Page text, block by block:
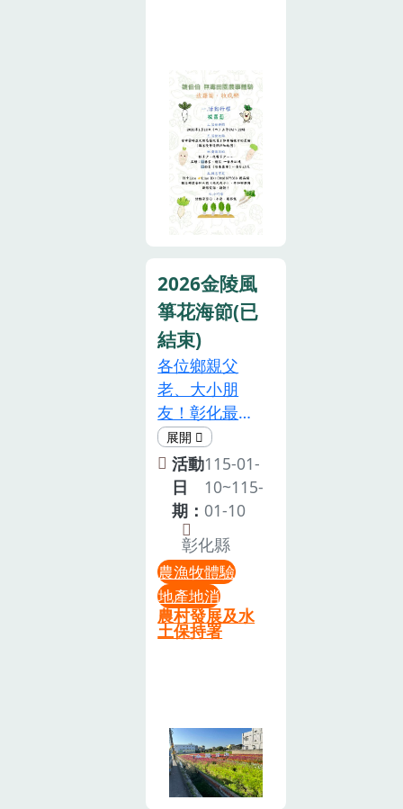
14:00｜柚香
蠟燭 DIY利用
柚子精油、蜜
蠟等材料，在
小巧竹筒裡製
作屬於自己的
候不佳時啟
動）如遇雨天
無法進行戶外
挖山藥，將更
改為DIY 植拓
袋（以植物拓
印方式創作獨
一無二的環保
手作）並且由
工作人員事先
挖採山藥，現
場發給每位參
加者，其餘活
動與時間流程
不變，活動將
於室內照常進
借、DIY 材
料、竹筒套餐
（飯/水粄/小
菜/湯）、保
間｜
12/28（日）
上午場09-12
點 / 下午場
14-17點地點
｜美濃區中山
堤路）➌又生
三場時間｜
01/10（六）
上午場09-12
點 / 下午場
14-17點地點
｜美濃區中山
路二段421巷
【注意事項】
請務必詳閱再
報名，謝謝！
➊ 12/27 場次
需到美濃區農
會官網訂購
（點我訂購）
➋ 種植的氣
認養的股份，
需於開園當
日，一次採拔
完畢。➍ 如開
體同樂，或是
戀人約會，都
能在這片田園
裡找到專屬的
「收成樂」。
一起動手拔出
幸福的滋味
2026金陵風
箏花海節(已
結束)
各位鄉親父
老、大小朋
友！彰化最
美、最好玩、
最有年味的年
度盛事，我們
等～好～久就
是這一天：
2026年1月10
日（星期六）
活動地點：彰
化縣秀水鄉金
陵村玉陵宮旁
辦的【一年一
度金陵風箏花
海節】即將盛
活動
日
期：
115-01-
10~115-
01-10
彰化縣
農漁牧體驗
地產地消
農村發展及水
土保持署